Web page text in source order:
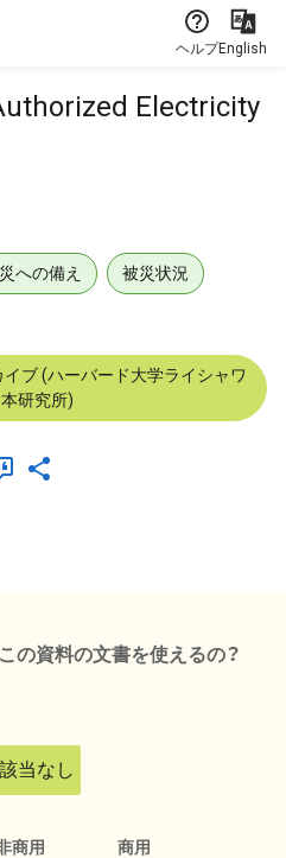
ヘルプEnglish
Electricity
への備え 被災状況
ブ (ハーバード大学ライシャワ
研究所)
の資料の文書を使えるの？
該当なし
商用 商用